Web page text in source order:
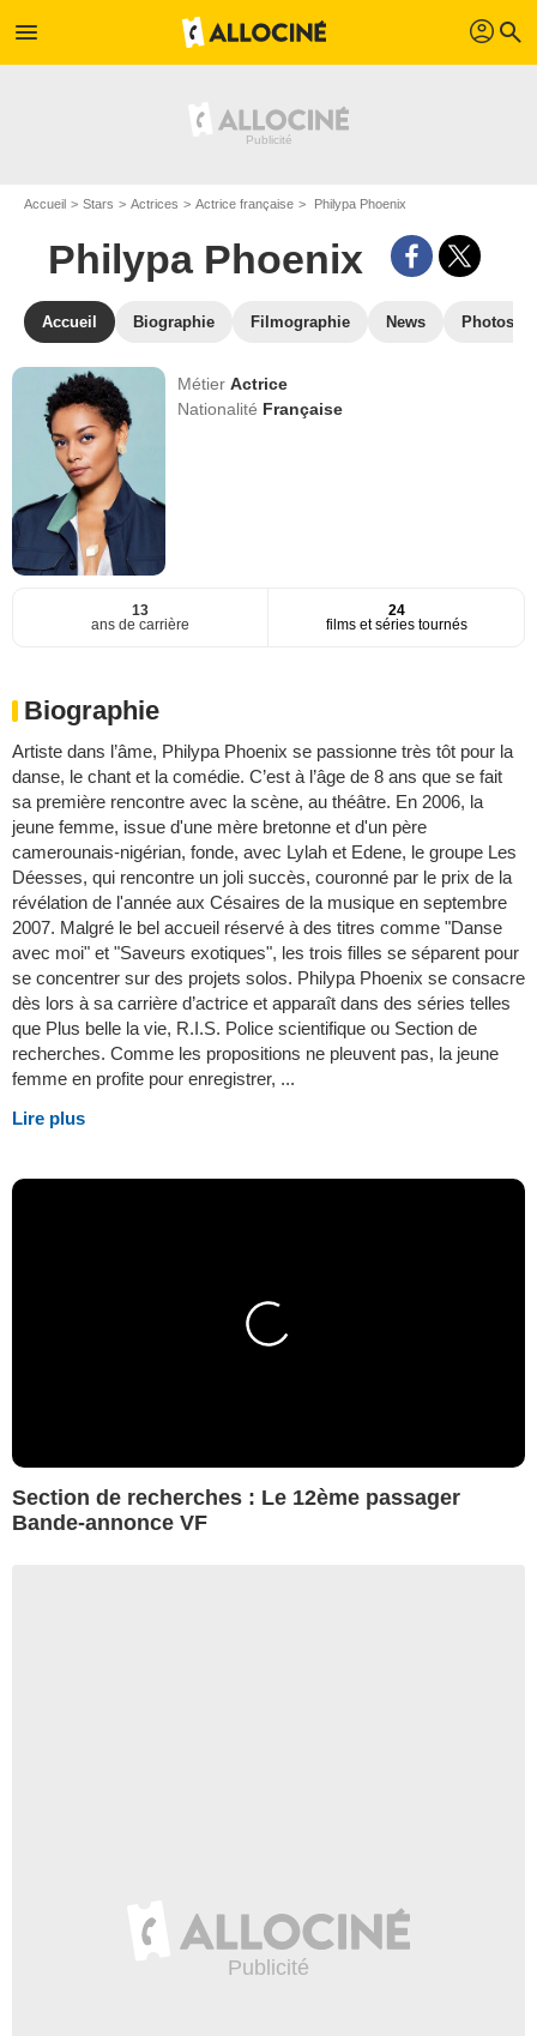
menu profil search
Accueil Stars Actrices Actrice française Philypa Phoenix
Philypa Phoenix
Accueil Biographie Filmographie News Photos
MétierActrice
Nationalité Française
13
ans de carrière
24
films et séries tournés
Biographie
Artiste dans l’âme, Philypa Phoenix se passionne très tôt pour la
danse, le chant et la comédie. C’est à l’âge de 8 ans que se fait
sa première rencontre avec la scène, au théâtre. En 2006, la
jeune femme, issue d'une mère bretonne et d'un père
camerounais-nigérian, fonde, avec Lylah et Edene, le groupe Les
Déesses, qui rencontre un joli succès, couronné par le prix de la
révélation de l'année aux Césaires de la musique en septembre
2007. Malgré le bel accueil réservé à des titres comme "Danse
avec moi" et "Saveurs exotiques", les trois filles se séparent pour
se concentrer sur des projets solos. Philypa Phoenix se consacre
dès lors à sa carrière d’actrice et apparaît dans des séries telles
que Plus belle la vie, R.I.S. Police scientifique ou Section de
recherches. Comme les propositions ne pleuvent pas, la jeune
femme en profite pour enregistrer, ...
Lire plus
Section de recherches : Le 12ème passager
Bande-annonce VF